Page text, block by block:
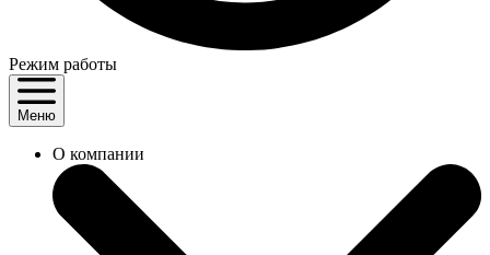
Режим работы
Меню
О компании